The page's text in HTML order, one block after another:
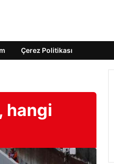
Çerez Politikası
hangi